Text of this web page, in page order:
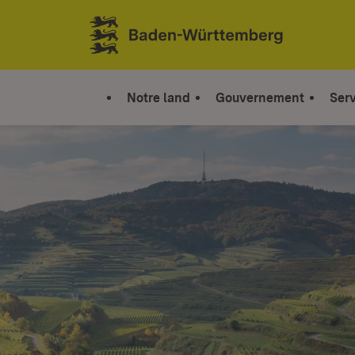
Sauter au contenu
Link zur Startseite
Notre land Gouvernement